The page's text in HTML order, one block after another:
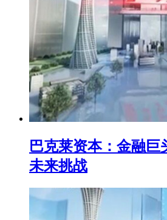
巴克莱资本：金融巨
未来挑战